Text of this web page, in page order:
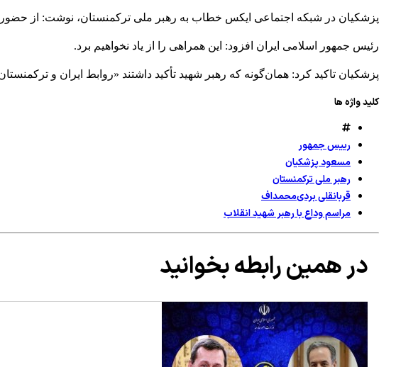
پزشکیان در شبکه اجتماعی ایکس خطاب به رهبر ملی ترکمنستان، نوشت: از حضور
رئیس جمهور اسلامی ایران افزود: این همراهی را از یاد نخواهیم برد.
پزشکیان تاکید کرد: همان‌گونه که رهبر شهید تأکید داشتند «روابط ایران و
کلید واژه ها
رییس جمهور
مسعود پزشکیان
رهبر ملی ترکمنستان
قربانقلی بردی‌محمداف
مراسم وداع با رهبر شهید انقلاب
در همین رابطه بخوانید